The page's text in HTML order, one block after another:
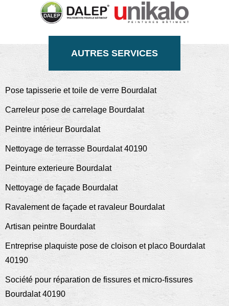
AUTRES SERVICES
Pose tapisserie et toile de verre Bourdalat
Carreleur pose de carrelage Bourdalat
Peintre intérieur Bourdalat
Nettoyage de terrasse Bourdalat 40190
Peinture exterieure Bourdalat
Nettoyage de façade Bourdalat
Ravalement de façade et ravaleur Bourdalat
Artisan peintre Bourdalat
Entreprise plaquiste pose de cloison et placo Bourdalat
40190
Société pour réparation de fissures et micro-fissures
Bourdalat 40190